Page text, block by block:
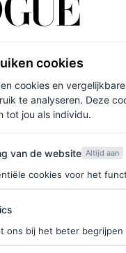
“Als het materiaal
weerstand verzacht
stof, is er niet alleen
zijden
een
Slip en Arket tot
cookies
cookies en
te analyseren. Deze
tot jou als individu.
de website
van de website Altijd aan
cookies voor het
ons bij het beter